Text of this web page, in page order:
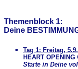
Themenblock 1:
Deine
Tag 1: Freitag,
HEART OPENING
Starte in Deine